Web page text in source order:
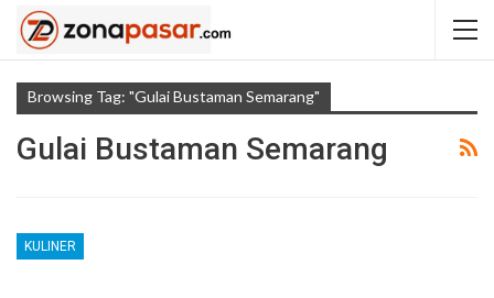
Browsing Tag: "gulai Bustaman Semarang"
Gulai Bustaman Semarang
KULINER